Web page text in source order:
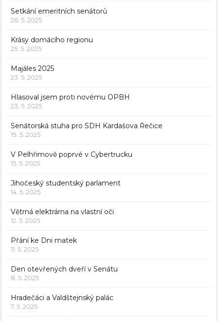
Setkání emeritních senátorů
26. 5. 2025
Krásy domácího regionu
25. 5. 2025
Majáles 2025
23. 5. 2025
Hlasoval jsem proti novému OPBH
23. 5. 2025
Senátorská stuha pro SDH Kardašova Řečice
19. 5. 2025
V Pelhřimově poprvé v Cybertrucku
15. 5. 2025
Jihočeský studentský parlament
14. 5. 2025
Větrná elektrárna na vlastní oči
12. 5. 2025
Přání ke Dni matek
11. 5. 2025
Den otevřených dveří v Senátu
8. 5. 2025
Hradečáci a Valdštejnský palác
7. 5. 2025